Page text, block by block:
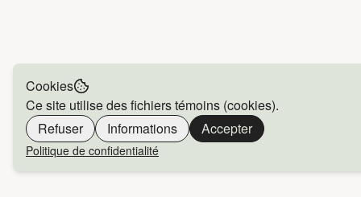
Cookies
Ce site utilise des fichiers témoins (cookies).
Refuser
Informations Accepter
Politique de confidentialité